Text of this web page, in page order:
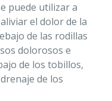
puede utilizar a
el dolor de la
de las rodillas
dolorosos e
de los tobillos,
de los